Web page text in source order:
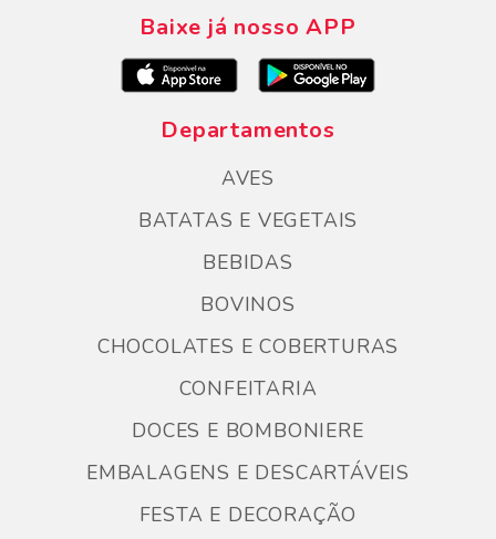
Baixe já nosso APP
Departamentos
AVES
BATATAS E VEGETAIS
BEBIDAS
BOVINOS
CHOCOLATES E COBERTURAS
CONFEITARIA
DOCES E BOMBONIERE
EMBALAGENS E DESCARTÁVEIS
FESTA E DECORAÇÃO